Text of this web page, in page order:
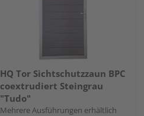
HQ Tor Sichtschutzzaun BPC
coextrudiert Steingrau
"Tudo"
Mehrere Ausführungen erhältlich